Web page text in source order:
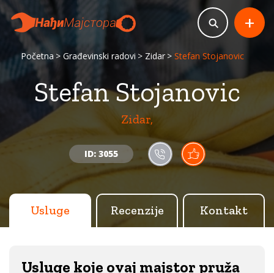
Početna Građevinski radovi Zidar Stefan Stojanovic
Stefan Stojanovic
Zidar,
ID: 3055
+
Usluge Recenzije Kontakt
Usluge koje ovaj majstor pruža